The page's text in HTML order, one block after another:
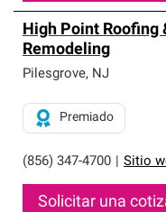
High Point Roofing
Remodeling
Pilesgrove, NJ
(856) 347-4700 Sitio
Premiado
Solicitar una